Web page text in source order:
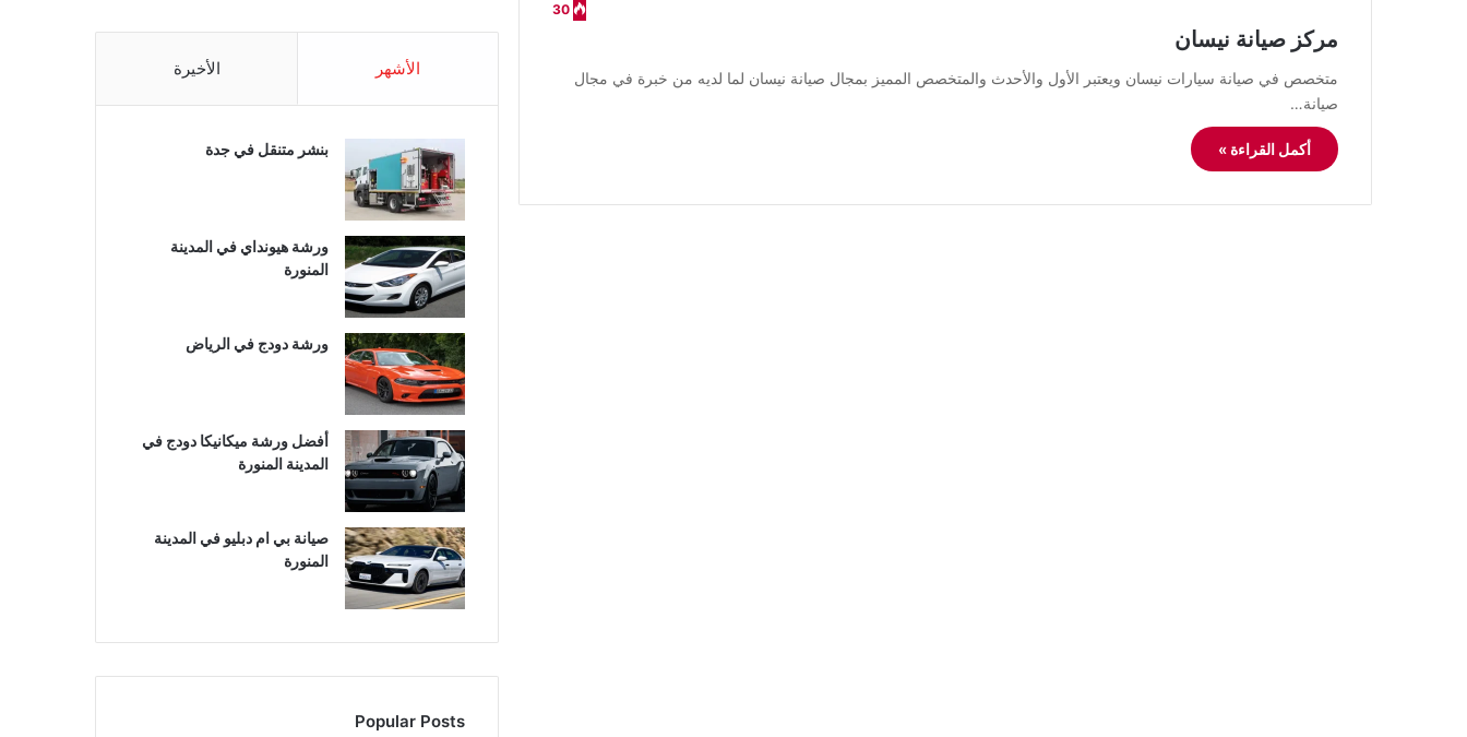
30
مركز صيانة نيسان
متخصص في صيانة سيارات نيسان ويعتبر الأول والأحدث والمتخصص المميز بمجال صيانة نيسان لما لديه من خبرة في مجال
صيانة…
أكمل القراءة »
الأشهر الأخيرة
بنشر متنقل في جدة
ورشة هيونداي في المدينة
المنورة
ورشة دودج في الرياض
أفضل ورشة ميكانيكا دودج في
المدينة المنورة
صيانة بي ام دبليو في المدينة
المنورة
Popular Posts